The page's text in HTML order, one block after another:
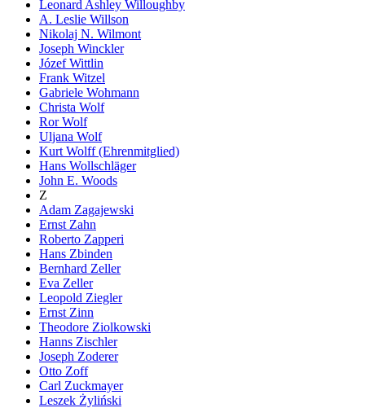
Leonard Ashley Willoughby
A. Leslie Willson
Nikolaj N. Wilmont
Joseph Winckler
Józef Wittlin
Frank Witzel
Gabriele Wohmann
Christa Wolf
Ror Wolf
Uljana Wolf
Kurt Wolff (Ehrenmitglied)
Hans Wollschläger
John E. Woods
Z
Adam Zagajewski
Ernst Zahn
Roberto Zapperi
Hans Zbinden
Bernhard Zeller
Eva Zeller
Leopold Ziegler
Ernst Zinn
Theodore Ziolkowski
Hanns Zischler
Joseph Zoderer
Otto Zoff
Carl Zuckmayer
Leszek Żyliński